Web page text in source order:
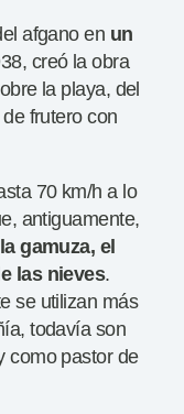
afgano en un
creó la obra
la playa, del
frutero con
70 km/h a lo
antiguamente,
gamuza, el
las nieves.
se utilizan más
todavía son
como pastor de